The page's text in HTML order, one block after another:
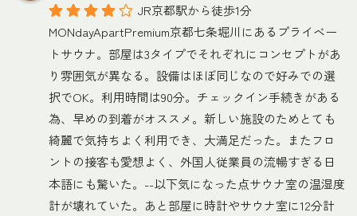
JR京都駅から徒歩1分
MONdayApartPremium京都七条堀川にあるプライベー
トサウナ。部屋は3タイプでそれぞれにコンセプトがあ
り雰囲気が異なる。設備はほぼ同じなので好みでの選
択でOK。利用時間は90分。チェックイン手続きがある
為、早めの到着がオススメ。新しい施設のためとても
綺麗で気持ちよく利用でき、大満足だった。またフロ
ントの接客も愛想よく、外国人従業員の流暢すぎる日
本語にも驚いた。--以下気になった点サウナ室の温湿度
計が壊れていた。あと部屋に時計やサウナ室に12分計